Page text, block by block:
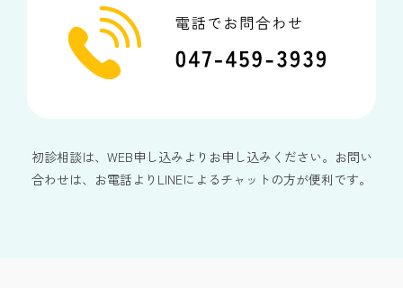
初診相談は、WEB申し込みよりお申し込みください。お問い
合わせは、お電話よりLINEによるチャットの方が便利です。